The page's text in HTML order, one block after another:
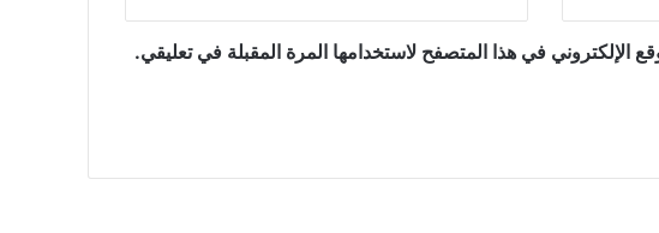
الإلكتروني في هذا المتصفح لاستخدامها المرة المقبلة في تعليقي.